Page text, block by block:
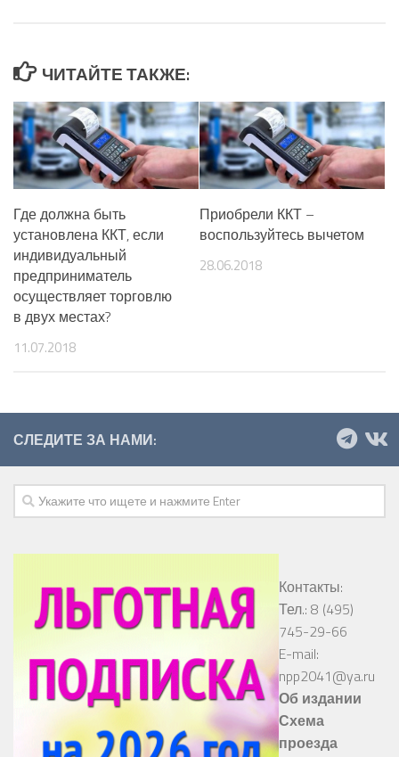
ЧИТАЙТЕ ТАКЖЕ:
Где должна быть
установлена ККТ, если
индивидуальный
предприниматель
осуществляет торговлю
в двух местах?
11.07.2018
Приобрели ККТ –
воспользуйтесь вычетом
28.06.2018
СЛЕДИТЕ ЗА НАМИ:
Контакты:
Тел.: 8 (495)
745-29-66
E-mail:
npp2041@ya.ru
Об издании
Схема
проезда